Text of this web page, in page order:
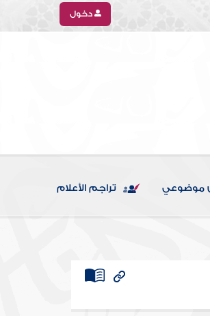
دخول
موضوعي تراجم الأعلام